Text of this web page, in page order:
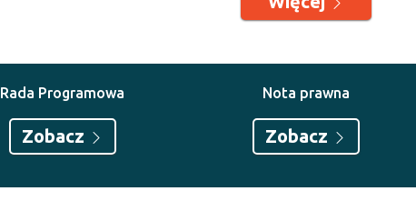
Rada Programowa
Zobacz
Nota prawna
Zobacz